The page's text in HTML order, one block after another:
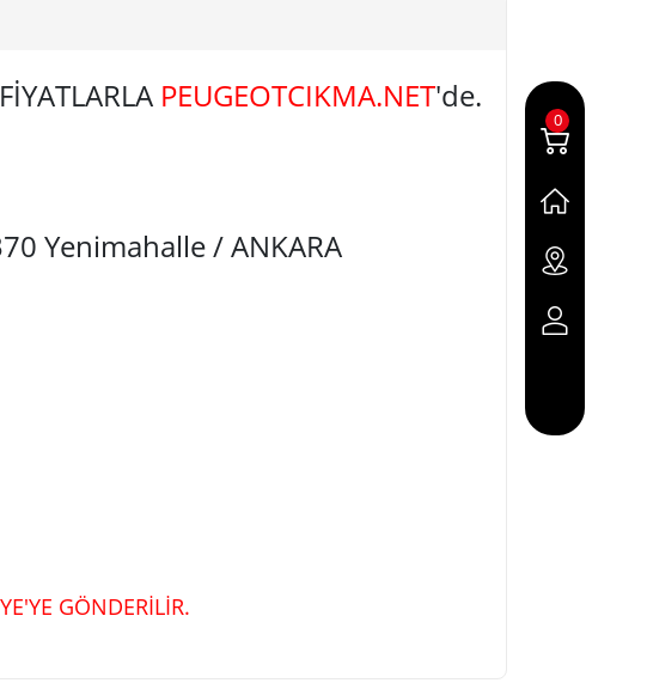
PEUGEOTCIKMA.NET'de.
Yenimahalle / ANKARA
GÖNDERİLİR.
0